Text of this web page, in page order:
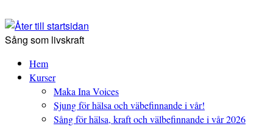
to
content
Sång som livskraft
Hem
Kurser
Maka Ina Voices
Sjung för hälsa och väbefinnande i vår!
Sång för hälsa, kraft och välbefinnande i vår 2026